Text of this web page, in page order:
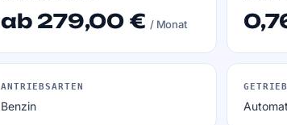
ab 279,00 €/ Monat
ANTRIEBSARTEN
Benzin